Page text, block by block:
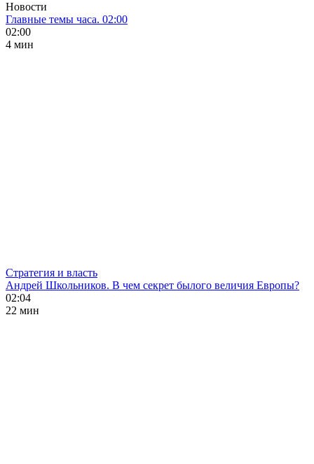
Новости
Главные темы часа. 02:00
02:00
4 мин
Стратегия и власть
Андрей Школьников. В чем секрет былого величия Европы?
02:04
22 мин